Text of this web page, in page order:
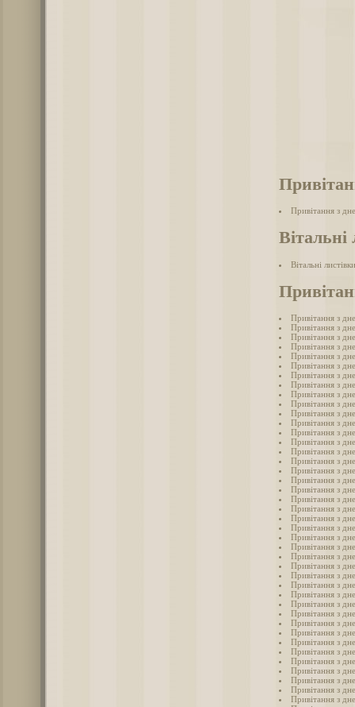
Привітання з
Вітальні
Вітальні
Привітання з
Привітання з
Привітання з
Привітання з
Привітання з
Привітання з
Привітання з
Привітання з
Привітання з
Привітання з
Привітання з
Привітання з
Привітання з
Привітання з
Привітання з
Привітання з
Привітання з
Привітання з
Привітання з
Привітання з
Привітання з
Привітання з
Привітання з
Привітання з
Привітання з
Привітання з
Привітання з
Привітання з
Привітання з
Привітання з
Привітання з
Привітання з
Привітання з
Привітання з
Привітання з
Привітання з
Привітання з
Привітання з
Привітання з
Привітання з
Привітання з